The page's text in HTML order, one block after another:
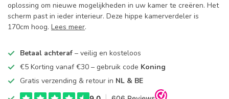
oplossing om nieuwe mogelijkheden in uw kamer te creëren. Het
scherm past in ieder interieur. Deze hippe kamerverdeler is
170cm hoog. Lees meer.
Betaal achteraf – veilig en kosteloos
€5 Korting vanaf €30 – gebruik code Koning
Gratis verzending & retour in NL & BE